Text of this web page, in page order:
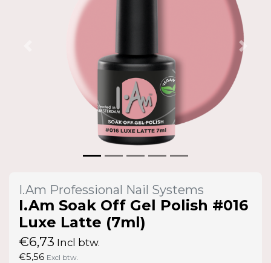
I.Am Professional Nail Systems
I.Am Soak Off Gel Polish #016
Luxe Latte (7ml)
€6,73 Incl btw.
€5,56 Excl btw.